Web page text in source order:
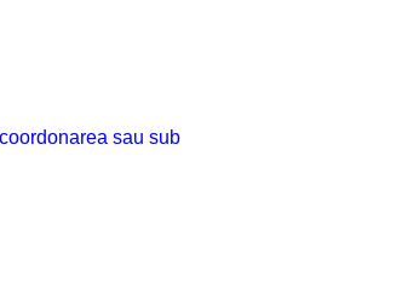
sau sub